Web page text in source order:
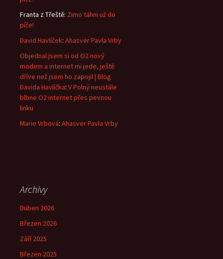
Franta z Třeště: Zimo táhni už do
píče!
David Havlíček: Ahasver Pavla Vrby
Objednal jsem si od O2 nový
modem a internet mi jede, ještě
dříve než jsem ho zapojil | Blog
Davida Havlíčka: V Polný neustále
blbne O2 internet přes pevnou
linku
Marie Vrbová: Ahasver Pavla Vrby
Archivy
Duben 2026
Březen 2026
Září 2025
Březen 2025